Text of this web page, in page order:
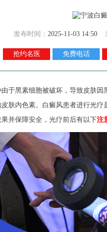
发布时间： 2025-11-03 14:50
抢约名医 免费电话
黑素细胞被破坏，导致皮肤因
肤内色素。白癜风患者进行光疗
并保障安全，光疗前后有以下注